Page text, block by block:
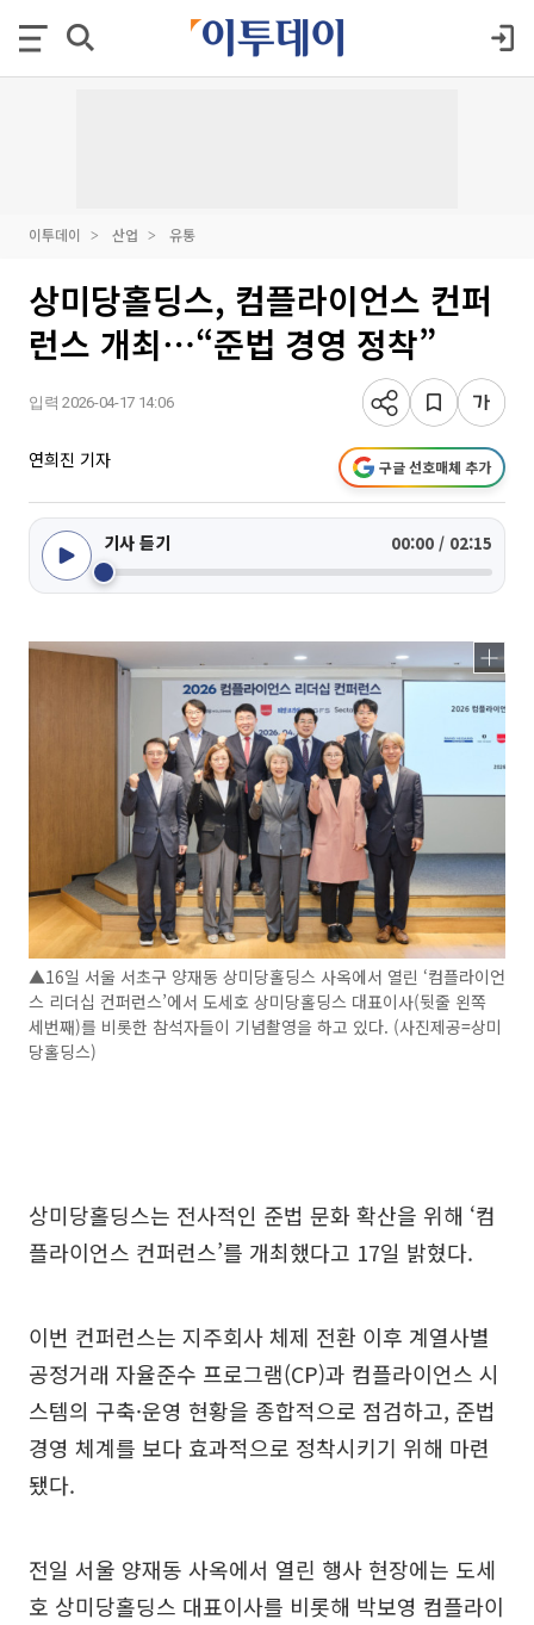
이투데이 산업 유통
상미당홀딩스, 컴플라이언스 컨퍼
런스 개최⋯“준법 경영 정착”
입력 2026-04-17 14:06
연희진 기자 구글 선호매체 추가
기사 듣기 00:00 / 02:15
▲16일 서울 서초구 양재동 상미당홀딩스 사옥에서 열린 ‘컴플라이언
스 리더십 컨퍼런스’에서 도세호 상미당홀딩스 대표이사(뒷줄 왼쪽
세번째)를 비롯한 참석자들이 기념촬영을 하고 있다. (사진제공=상미
당홀딩스)
상미당홀딩스는 전사적인 준법 문화 확산을 위해 ‘컴
플라이언스 컨퍼런스’를 개최했다고 17일 밝혔다.
이번 컨퍼런스는 지주회사 체제 전환 이후 계열사별
공정거래 자율준수 프로그램(CP)과 컴플라이언스 시
스템의 구축·운영 현황을 종합적으로 점검하고, 준법
경영 체계를 보다 효과적으로 정착시키기 위해 마련
됐다.
전일 서울 양재동 사옥에서 열린 행사 현장에는 도세
호 상미당홀딩스 대표이사를 비롯해 박보영 컴플라이